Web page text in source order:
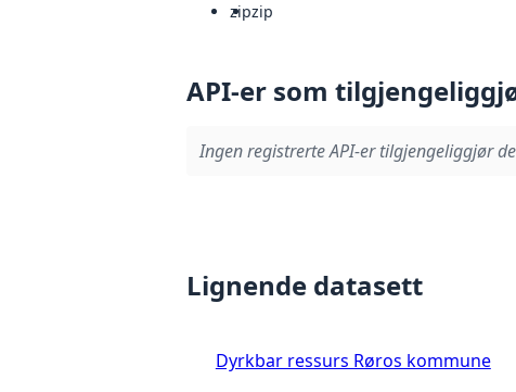
zipzip
API-er som
Ingen registrerte API-er tilgjengeliggjør
Lignende datasett
Dyrkbar ressurs Røros kommune